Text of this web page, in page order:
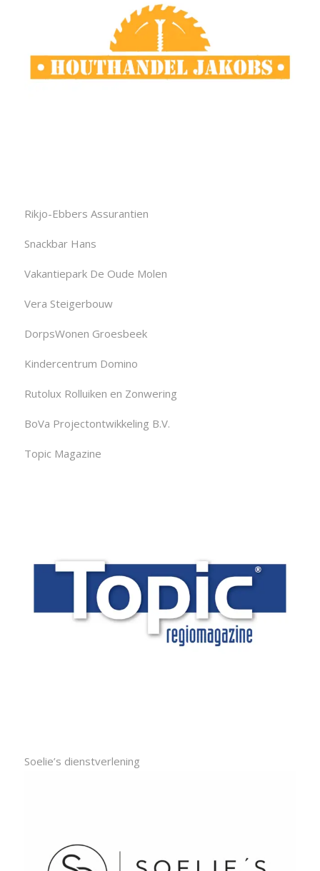
Rikjo-Ebbers Assurantien
Snackbar Hans
Vakantiepark De Oude Molen
Vera Steigerbouw
DorpsWonen Groesbeek
Kindercentrum Domino
Rutolux Rolluiken en Zonwering
BoVa Projectontwikkeling B.V.
Topic Magazine
Soelie’s dienstverlening